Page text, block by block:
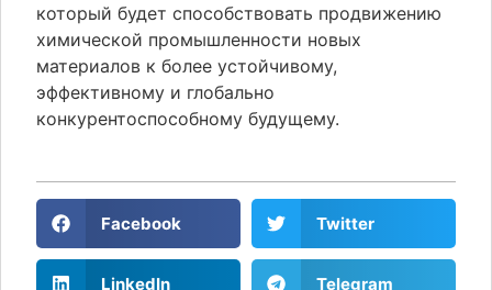
который будет способствовать продвижению
химической промышленности новых
материалов к более устойчивому,
эффективному и глобально
конкурентоспособному будущему.
Facebook Twitter
LinkedIn Telegram